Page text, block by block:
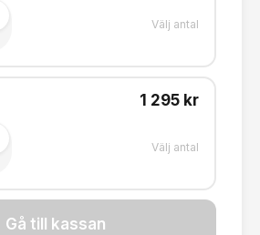
Välj antal
1 295 kr
Välj antal
Gå till kassan